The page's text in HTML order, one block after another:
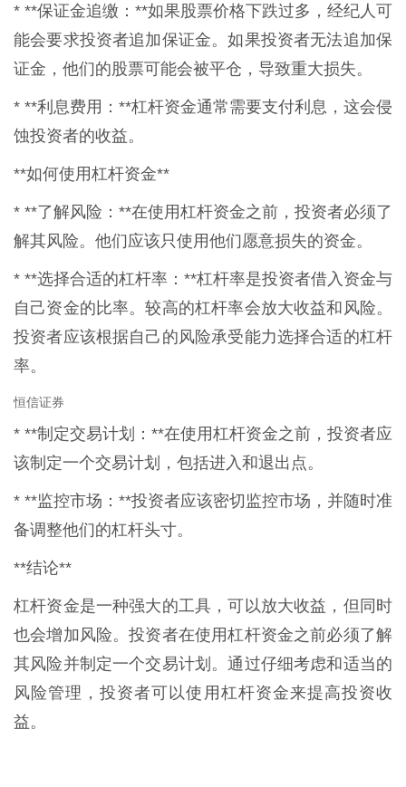
* **保证金追缴：**如果股票价格下跌过多，经纪人可
能会要求投资者追加保证金。如果投资者无法追加保
证金，他们的股票可能会被平仓，导致重大损失。
* **利息费用：**杠杆资金通常需要支付利息，这会侵
蚀投资者的收益。
**如何使用杠杆资金**
* **了解风险：**在使用杠杆资金之前，投资者必须了
解其风险。他们应该只使用他们愿意损失的资金。
* **选择合适的杠杆率：**杠杆率是投资者借入资金与
自己资金的比率。较高的杠杆率会放大收益和风险。
投资者应该根据自己的风险承受能力选择合适的杠杆
率。
恒信证券
* **制定交易计划：**在使用杠杆资金之前，投资者应
该制定一个交易计划，包括进入和退出点。
* **监控市场：**投资者应该密切监控市场，并随时准
备调整他们的杠杆头寸。
**结论**
杠杆资金是一种强大的工具，可以放大收益，但同时
也会增加风险。投资者在使用杠杆资金之前必须了解
其风险并制定一个交易计划。通过仔细考虑和适当的
风险管理，投资者可以使用杠杆资金来提高投资收
益。